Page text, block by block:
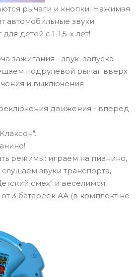
рычаги и кнопки. Нажимая
автомобильные звуки.
детей с 1-1,5-х лет!
зажигания - звук запуска
подрулевой рычаг вверх
и выключения
движения - вперед
режимы: играем на пианино,
звуки транспорта,
смех" и веселимся!
3 батареек АА (в комплект не